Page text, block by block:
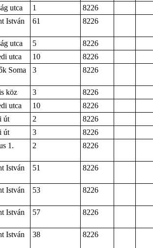
utca 1
8226
István
61 8226
utca 5
8226
utca 10
8226
Soma
3 8226
köz 3
8226
utca 10
8226
út 2
8226
út 3
8226
1.
2 8226
István
51 8226
István
53 8226
István
57 8226
István
38 8226